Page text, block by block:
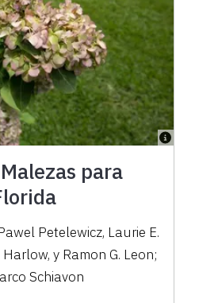
para
Petelewicz, Laurie E.
y Ramon G. Leon;
Schiavon